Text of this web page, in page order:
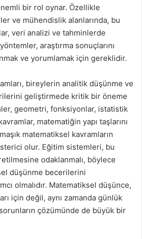
bir rol oynar. Özellikle
ve mühendislik alanlarında, bu
veri analizi ve tahminlerde
araştırma sonuçlarını
ve yorumlamak için gereklidir.
bireylerin analitik düşünme ve
geliştirmede kritik bir öneme
geometri, fonksiyonlar, istatistik
matematiğin yapı taşlarını
matematiksel kavramların
olur. Eğitim sistemleri, bu
odaklanmalı, böylece
düşünme becerilerini
olmalıdır. Matematiksel düşünce,
için değil, aynı zamanda günlük
çözümünde de büyük bir